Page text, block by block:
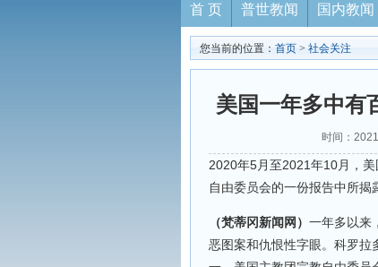
首 页 普世教闻 国内教闻
您当前的位置： 首页 > 社会关注
美国一年多中有
时间：
2020年5月至2021年10月，
自由委员会的一份报告中所揭
（梵蒂冈新闻网） 一年多以来
恶图案和仇恨性字眼。科罗拉